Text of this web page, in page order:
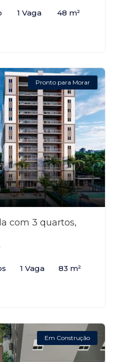
1 Vaga 48 m²
Pronto para Morar
com 3 quartos,
1 Vaga 83 m²
Em Construção